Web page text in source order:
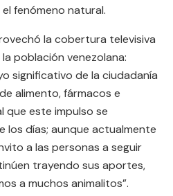
fenómeno natural.
la cobertura televisiva
población venezolana:
significativo de la ciudadanía
alimento, fármacos e
que este impulso se
los días; aunque actualmente
a las personas a seguir
trayendo sus aportes,
a muchos animalitos”.